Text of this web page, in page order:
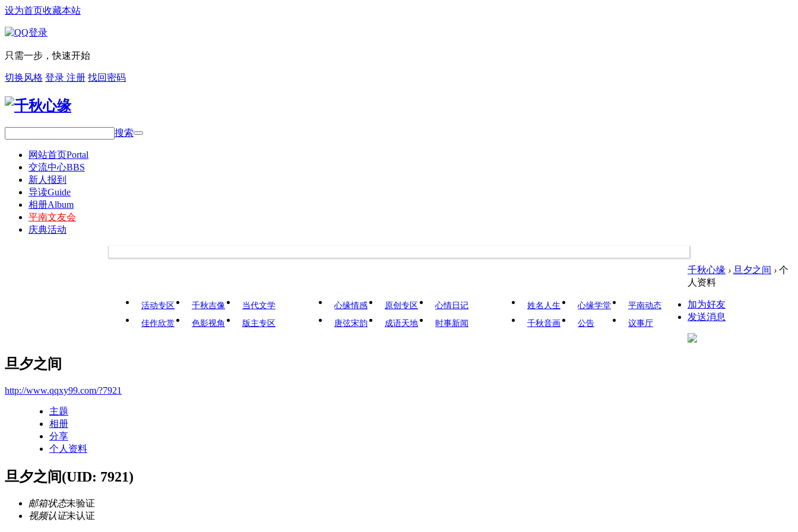
设为首页收藏本站
只需一步，快速开始
切换风格 登录 注册 找回密码
搜索
网站首页Portal
交流中心BBS
新人报到
导读Guide
相册Album
平南文友会
庆典活动
活动专区 千秋吉像
当代文学
佳作欣赏
色影视角 版主专区
心缘情感 原创专区
心情日记
唐弦宋韵
成语天地 时事新闻
姓名人生 心缘学堂
平南动态
千秋音画
公告 议事厅
千秋心缘 › 旦夕之间 › 个
人资料
加为好友
发送消息
旦夕之间
http://www.qqxy99.com/?7921
主题
相册
分享
个人资料
旦夕之间(UID: 7921)
邮箱状态未验证
视频认证未认证